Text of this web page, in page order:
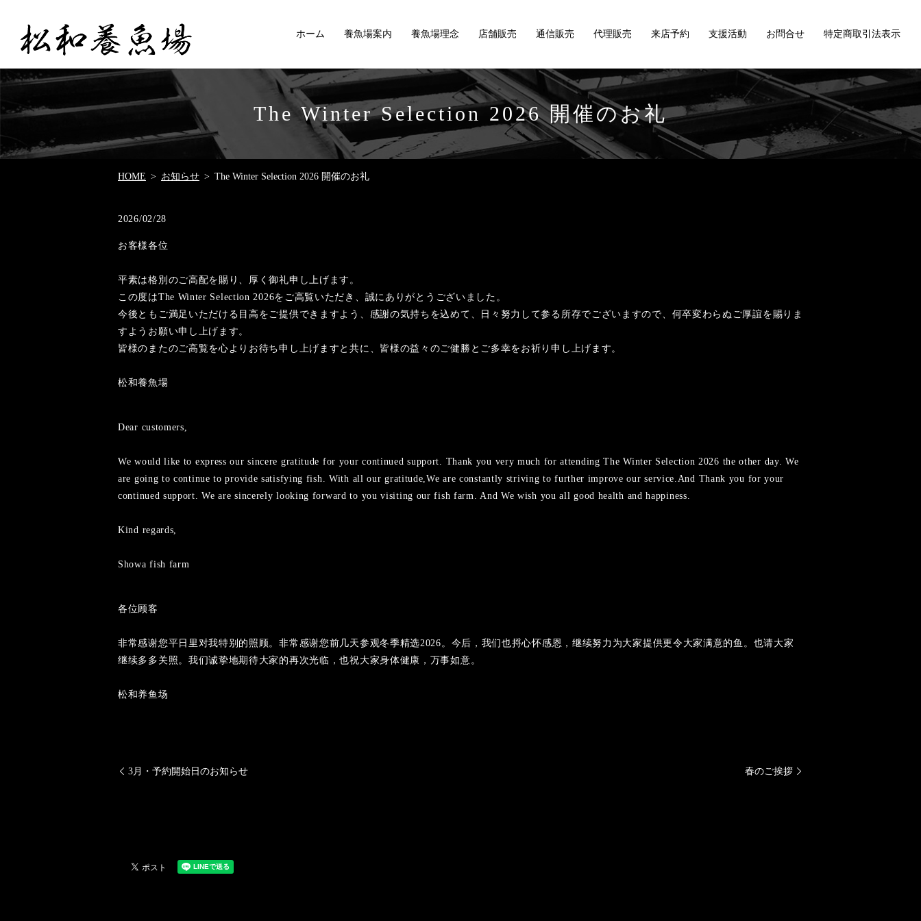
ホーム 養魚場案内 養魚場理念 店舗販売 通信販売 代理販売 来店予約 支援活動 お問合せ 特定商取引法表示
The Winter Selection 2026 開催のお礼
HOME お知らせ The Winter Selection 2026 開催のお礼
2026/02/28
お客様各位
平素は格別のご高配を賜り、厚く御礼申し上げます。
この度はThe Winter Selection 2026をご高覧いただき、誠にありがとうございました。
今後ともご満足いただける目高をご提供できますよう、感謝の気持ちを込めて、日々努力して参る所存でございますので、何卒変わらぬご厚誼を賜りま
すようお願い申し上げます。
皆様のまたのご高覧を心よりお待ち申し上げますと共に、皆様の益々のご健勝とご多幸をお祈り申し上げます。
松和養魚場
Dear customers,
We would like to express our sincere gratitude for your continued support. Thank you very much for attending The Winter Selection 2026 the other day. We
are going to continue to provide satisfying fish. With all our gratitude,We are constantly striving to further improve our service.And Thank you for your
continued support. We are sincerely looking forward to you visiting our fish farm. And We wish you all good health and happiness.
Kind regards,
Showa fish farm
各位顾客
非常感谢您平日里对我特别的照顾。非常感谢您前几天参观冬季精选2026。今后，我们也捋心怀感恩，继续努力为大家提供更令大家满意的鱼。也请大家
继续多多关照。我们诚挚地期待大家的再次光临，也祝大家身体健康，万事如意。
松和养鱼场
3月・予約開始日のお知らせ 春のご挨拶